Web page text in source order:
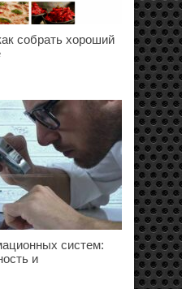
собрать хороший
систем:
и